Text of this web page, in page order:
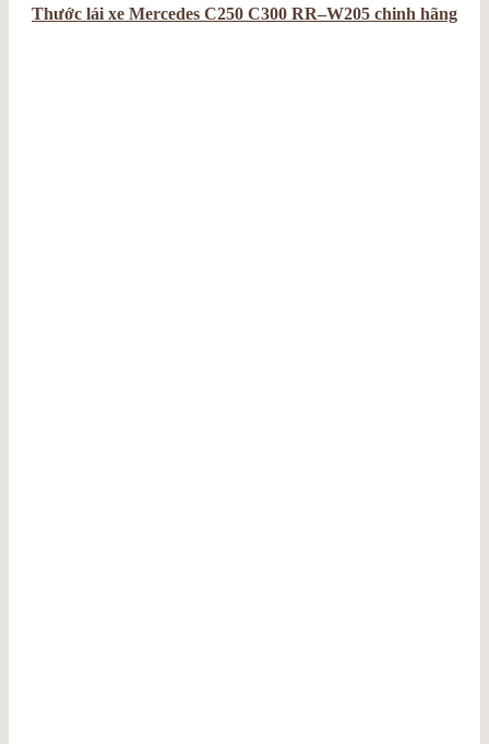
Thước lái xe Mercedes C250 C300 RR–W205 chinh hãng